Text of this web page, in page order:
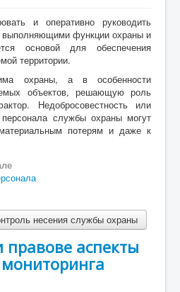
и оперативно руководить
выполняющими функции охраны и
основой для обеспечения
территории.
охраны, а в особенности
объектов, решающую роль
Недобросовестность или
службы охраны могут
потерям и даже к
несения службы охраны
аспекты